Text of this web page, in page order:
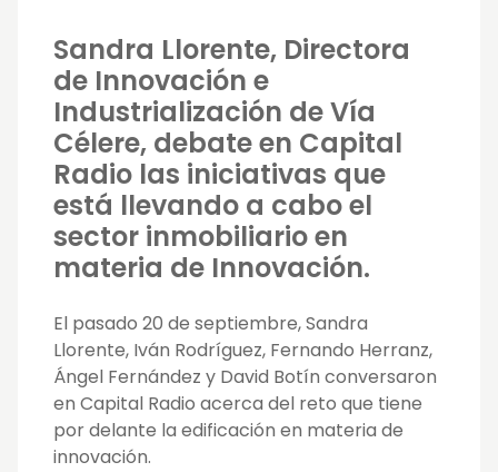
Sandra Llorente, Directora
de Innovación e
Industrialización de Vía
Célere, debate en Capital
Radio las iniciativas que
está llevando a cabo el
sector inmobiliario en
materia de Innovación.
El pasado 20 de septiembre, Sandra
Llorente, Iván Rodríguez, Fernando Herranz,
Ángel Fernández y David Botín conversaron
en Capital Radio acerca del reto que tiene
por delante la edificación en materia de
innovación.